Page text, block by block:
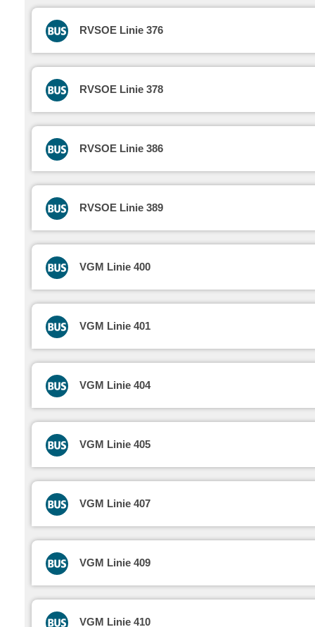
RVSOE Linie 376
RVSOE Linie 378
RVSOE Linie 386
RVSOE Linie 389
VGM Linie 400
VGM Linie 401
VGM Linie 404
VGM Linie 405
VGM Linie 407
VGM Linie 409
VGM Linie 410